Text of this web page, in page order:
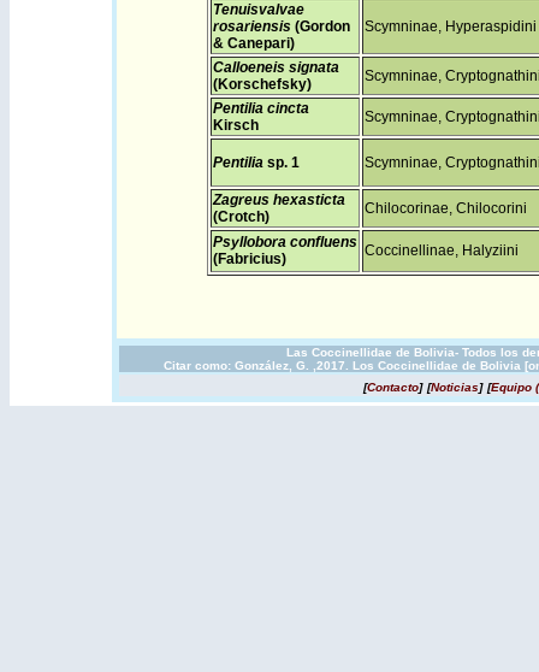
Tenuisvalvae
rosariensis (Gordon
& Canepari)
Scymninae, Hyperaspidini
Calloeneis signata
(Korschefsky)
Scymninae,
Pentilia cincta
Kirsch
Scymninae,
Pentilia sp. 1 Scymninae,
Zagreus hexasticta
(Crotch)
Chilocorinae, Chilocorini
Psyllobora confluens
(Fabricius)
Coccinellinae, Halyziini
Las Coccinellidae de Bolivia- Todos los
Citar como: González, G. ,2017. Los Coccinellidae de Bolivia
[Contacto] [Noticias] [Equipo